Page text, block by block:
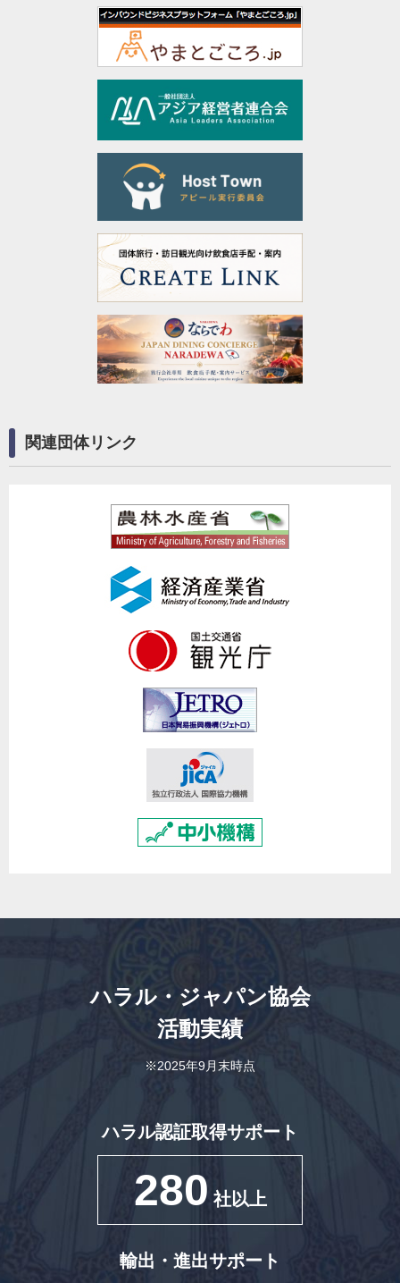
関連団体リンク
ハラル・ジャパン協会
活動実績
※2025年9月末時点
ハラル認証取得サポート
280 社以上
輸出・進出サポート